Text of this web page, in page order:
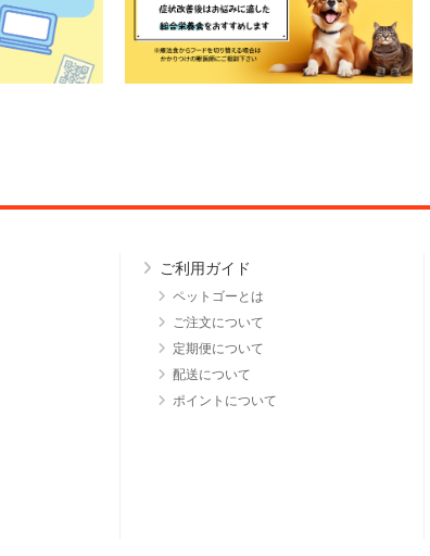
ご利用ガイド
ペットゴーとは
ご注文について
定期便について
配送について
ポイントについて